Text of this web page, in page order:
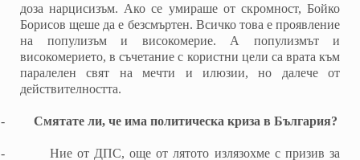
доза нарцисизъм. Ако се умираше от скромност, Бойко
Борисов щеше да е безсмъртен. Всичко това е проявление
на популизъм и високомерие. А популизмът и
високомерието, в съчетание с користни цели са врата към
паралелен свят на мечти и илюзии, но далече от
действителността.
- Смятате ли, че има политическа криза в България?
-
Ние от ДПС, още от лятото излязохме с призив за